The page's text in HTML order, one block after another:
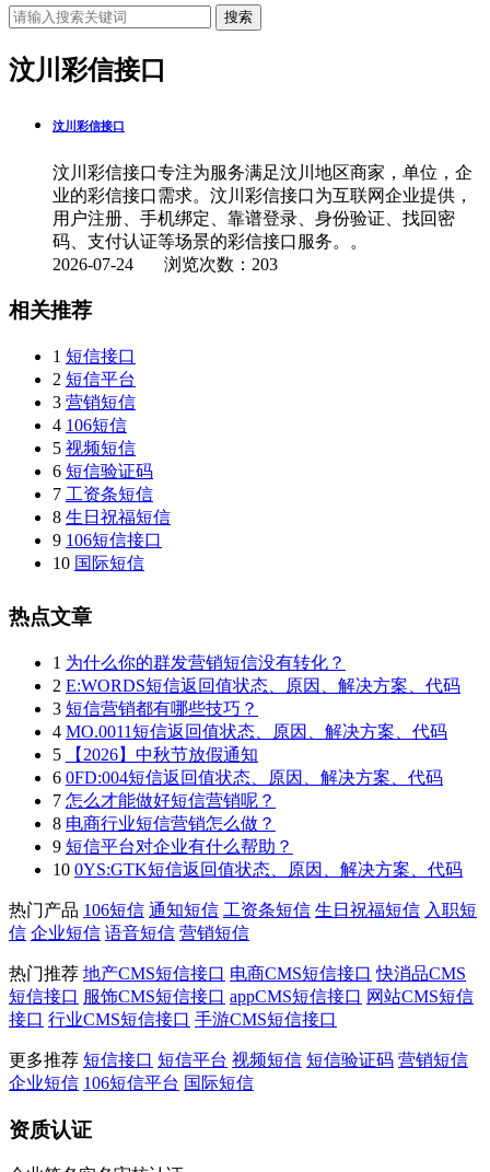
搜索
汶川彩信接口
汶川彩信接口
汶川彩信接口专注为服务满足汶川地区商家，单位，企
业的彩信接口需求。汶川彩信接口为互联网企业提供，
用户注册、手机绑定、靠谱登录、身份验证、找回密
码、支付认证等场景的彩信接口服务。。
2026-07-24 浏览次数：203
相关推荐
1 短信接口
2 短信平台
3 营销短信
4 106短信
5 视频短信
6 短信验证码
7 工资条短信
8 生日祝福短信
9 106短信接口
10 国际短信
热点文章
1 为什么你的群发营销短信没有转化？
2 E:WORDS短信返回值状态、原因、解决方案、代码
3 短信营销都有哪些技巧？
4 MO.0011短信返回值状态、原因、解决方案、代码
5
【2026】中秋节放假通知
6 0FD:004短信返回值状态、原因、解决方案、代码
7 怎么才能做好短信营销呢？
8 电商行业短信营销怎么做？
9 短信平台对企业有什么帮助？
10 0YS:GTK短信返回值状态、原因、解决方案、代码
热门产品 106短信 通知短信 工资条短信 生日祝福短信 入职短
信 企业短信 语音短信 营销短信
热门推荐 地产CMS短信接口 电商CMS短信接口 快消品CMS
短信接口 服饰CMS短信接口 appCMS短信接口 网站CMS短信
接口 行业CMS短信接口 手游CMS短信接口
更多推荐 短信接口 短信平台 视频短信 短信验证码 营销短信
企业短信 106短信平台 国际短信
资质认证